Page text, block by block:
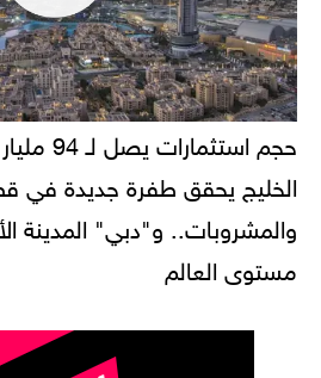
الخليج يحقق طفرة جديدة في
والمشروبات.. و"دبي" المدينة
مستوى العالم